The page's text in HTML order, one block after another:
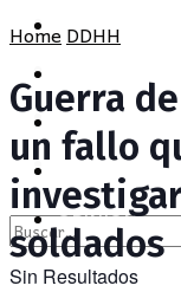
CULTURA
OPINIÓN
Sin Resultados
PROVINCIA
CULTURA
OPINIÓN
HomeDDHH
Guerra
un fallo
soldados